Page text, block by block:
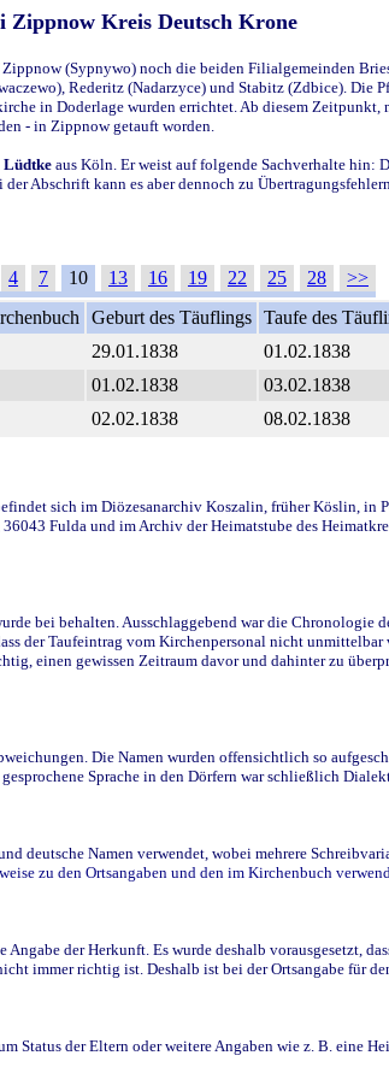
Zippnow Kreis Deutsch Krone
(Sypnywo) noch die beiden Filialgemeinden
Rederitz (Nadarzyce) und Stabitz (Zdbice).
in Doderlage wurden errichtet. Ab diesem Zeitpunkt,
- in Zippnow getauft worden.
Lüdtke aus Köln. Er weist auf folgende Sachverhalte hin:
Abschrift kann es aber dennoch zu
4 7 10 13 16 19 22 25 28
>>
Geburt des Täuflings Taufe des
29.01.1838 01.02.1838
01.02.1838 03.02.1838
02.02.1838 08.02.1838
sich im Diözesanarchiv Koszalin, früher Köslin,
Fulda und im Archiv der Heimatstube des
bei behalten. Ausschlaggebend war die
der Taufeintrag vom Kirchenpersonal nicht
einen gewissen Zeitraum davor und dahinter zu
Die Namen wurden offensichtlich so
Sprache in den Dörfern war schließlich
deutsche Namen verwendet, wobei mehrere
zu den Ortsangaben und den im Kirchenbuch
der Herkunft. Es wurde deshalb vorausgesetzt,
immer richtig ist. Deshalb ist bei der Ortsangabe für
Status der Eltern oder weitere Angaben wie z. B. eine